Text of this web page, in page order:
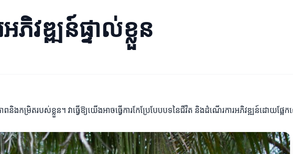
អភិវឌ្ឍន៍ផ្ទាល់ខ្លួន
រិតរបស់ខ្លួន។ វាធ្វើឱ្យយើងអាចធ្វើការកែប្រែបែបបទនៃជីវិត និងដំណើរការអភិវឌ្ឍន៍ដោយផ្អែក